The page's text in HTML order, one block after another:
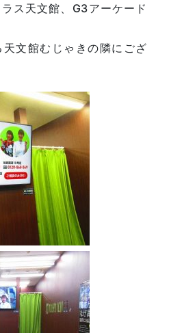
ス天文館、G3アーケード
文館むじゃきの隣にござ